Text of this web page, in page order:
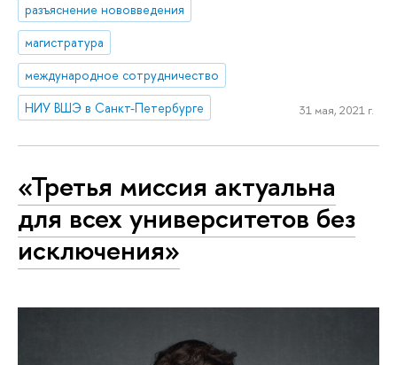
разъяснение нововведения
магистратура
международное сотрудничество
НИУ ВШЭ в Санкт-Петербурге
31 мая, 2021 г.
«Третья миссия актуальна
для всех университетов без
исключения»